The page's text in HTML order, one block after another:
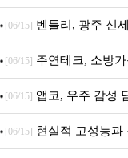
Crosshair X870E
[06/15] 벤틀리, 광주 신
픈
[06/15] 주연테크, 소방
니터·스마트 펫 침대
[06/15] 앱코, 우주 감성
브랜드데이 기획전 진
[06/15] 현실적 고성능과